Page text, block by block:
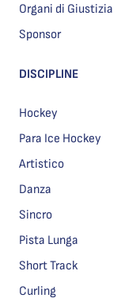
Organi di Giustizia
Sponsor
DISCIPLINE
Hockey
Para Ice Hockey
Artistico
Danza
Sincro
Pista Lunga
Short Track
Curling